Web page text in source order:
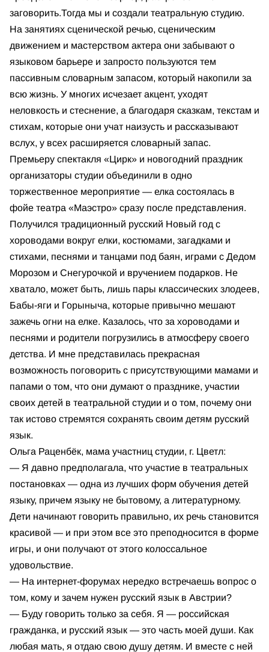
заговорить.Тогда мы и создали театральную студию.
На занятиях сценической речью, сценическим
движением и мастерством актера они забывают о
языковом барьере и запросто пользуются тем
пассивным словарным запасом, который накопили за
всю жизнь. У многих исчезает акцент, уходят
неловкость и стеснение, а благодаря сказкам, текстам и
стихам, которые они учат наизусть и рассказывают
вслух, у всех расширяется словарный запас.
Премьеру спектакля «Цирк» и новогодний праздник
организаторы студии объединили в одно
торжественное мероприятие — елка состоялась в
фойе театра «Маэстро» сразу после представления.
Получился традиционный русский Новый год с
хороводами вокруг елки, костюмами, загадками и
стихами, песнями и танцами под баян, играми с Дедом
Морозом и Снегурочкой и вручением подарков. Не
хватало, может быть, лишь пары классических злодеев,
Бабы-яги и Горыныча, которые привычно мешают
зажечь огни на елке. Казалось, что за хороводами и
песнями и родители погрузились в атмосферу своего
детства. И мне представилась прекрасная
возможность поговорить с присутствующими мамами и
папами о том, что они думают о празднике, участии
своих детей в театральной студии и о том, почему они
так истово стремятся сохранять своим детям русский
язык.
Ольга Раценбёк, мама участниц студии, г. Цветл:
— Я давно предполагала, что участие в театральных
постановках — одна из лучших форм обучения детей
языку, причем языку не бытовому, а литературному.
Дети начинают говорить правильно, их речь становится
красивой — и при этом все это преподносится в форме
игры, и они получают от этого колоссальное
удовольствие.
— На интернет-форумах нередко встречаешь вопрос о
том, кому и зачем нужен русский язык в Австрии?
— Буду говорить только за себя. Я — российская
гражданка, и русский язык — это часть моей души. Как
любая мать, я отдаю свою душу детям. И вместе с ней